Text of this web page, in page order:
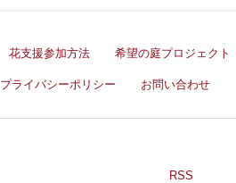
花支援参加方法 希望の庭プロジェクト
プライバシーポリシー お問い合わせ
RSS